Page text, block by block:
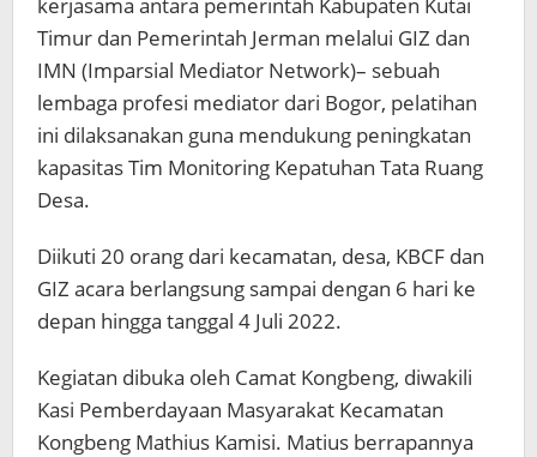
Timur dan Pemerintah Jerman melalui GIZ dan
IMN (Imparsial Mediator Network)– sebuah
lembaga profesi mediator dari Bogor, pelatihan
ini dilaksanakan guna mendukung peningkatan
kapasitas Tim Monitoring Kepatuhan Tata Ruang
Desa.
Diikuti 20 orang dari kecamatan, desa, KBCF dan
GIZ acara berlangsung sampai dengan 6 hari ke
depan hingga tanggal 4 Juli 2022.
Kegiatan dibuka oleh Camat Kongbeng, diwakili
Kasi Pemberdayaan Masyarakat Kecamatan
Kongbeng Mathius Kamisi. Matius berrapannya